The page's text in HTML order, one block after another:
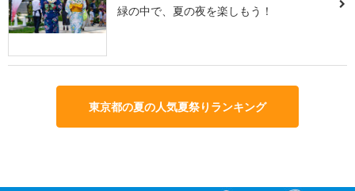
緑の中で、夏の夜を楽しもう！
東京都の夏の人気夏祭りランキング